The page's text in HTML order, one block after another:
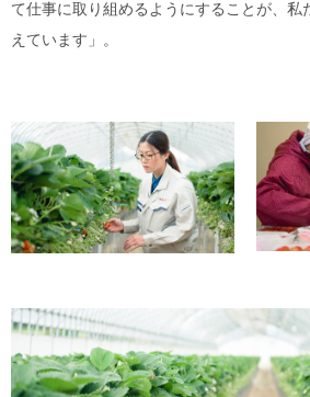
て仕事に取り組めるようにすることが、私
えています」。